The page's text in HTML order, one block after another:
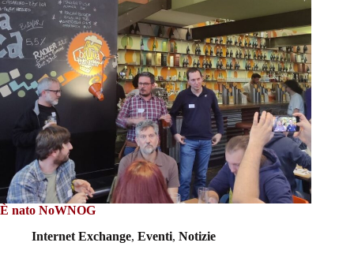
È nato NoWNOG
Internet Exchange, Eventi, Notizie